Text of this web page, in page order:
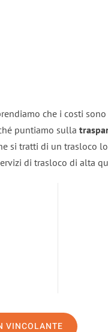
che i costi
puntiamo sulla
si tratti di un trasloco
di trasloco di alta
VINCOLANTE